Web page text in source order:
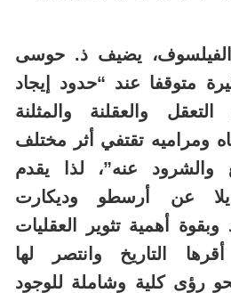
يضيف ذ. حوسى
متوقفا عند “حدود إيجاد
والعقلنة والمثلنة
ومراميه تقتفي أثر مختلف
والشرود عنه”، لذا يقدم
عن أرسطو وديكارت
أهمية تثوير العقليات
التاريخ وانتصر لها
رؤى كلية وشاملة للوجود